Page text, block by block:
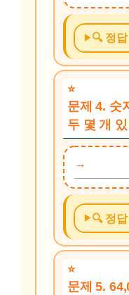
🔍 정
문제 4. 숫
두 몇 개
🔍 정
문제 5.